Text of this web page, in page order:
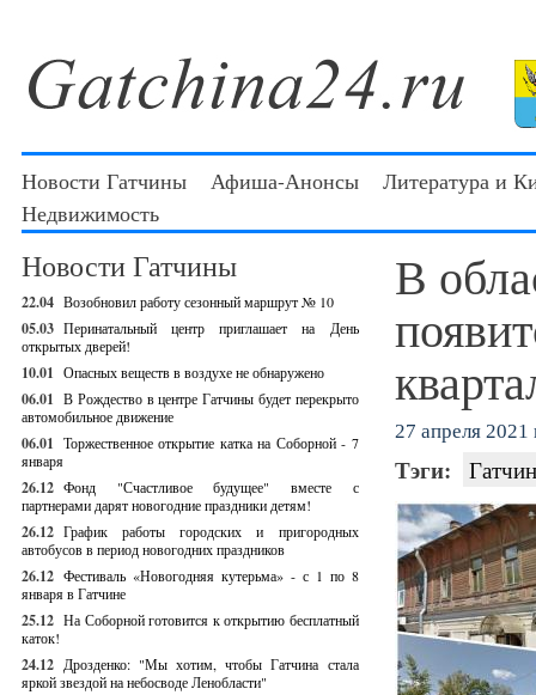
Новости Гатчины Афиша-Анонсы
Литература и
Недвижимость
Новости Гатчины
22.04 Возобновил работу сезонный маршрут № 10
05.03 Перинатальный центр приглашает на День
открытых дверей!
10.01 Опасных веществ в воздухе не обнаружено
06.01 В Рождество в центре Гатчины будет перекрыто
автомобильное движение
06.01 Торжественное открытие катка на Соборной - 7
января
26.12 Фонд "Счастливое будущее" вместе с
партнерами дарят новогодние праздники детям!
26.12 График работы городских и пригородных
автобусов в период новогодних праздников
26.12 Фестиваль «Новогодняя кутерьма» - с 1 по 8
января в Гатчине
25.12 На Соборной готовится к открытию бесплатный
каток!
24.12 Дрозденко: "Мы хотим, чтобы Гатчина стала
яркой звездой на небосводе Ленобласти"
В
27 апреля 2021
Тэги: